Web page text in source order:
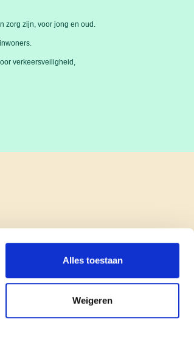
Alles toestaan
Weigeren
zorg zijn, voorjong en oud.
verkeersveiligheid,